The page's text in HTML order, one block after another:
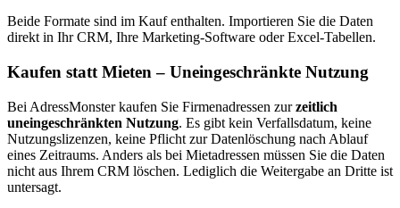
Beide Formate sind im Kauf enthalten. Importieren Sie die Daten
direkt in Ihr CRM, Ihre Marketing-Software oder Excel-Tabellen.
Kaufen statt Mieten – Uneingeschränkte Nutzung
Bei AdressMonster kaufen Sie Firmenadressen zur zeitlich
uneingeschränkten Nutzung. Es gibt kein Verfallsdatum, keine
Nutzungslizenzen, keine Pflicht zur Datenlöschung nach Ablauf
eines Zeitraums. Anders als bei Mietadressen müssen Sie die Daten
nicht aus Ihrem CRM löschen. Lediglich die Weitergabe an Dritte ist
untersagt.